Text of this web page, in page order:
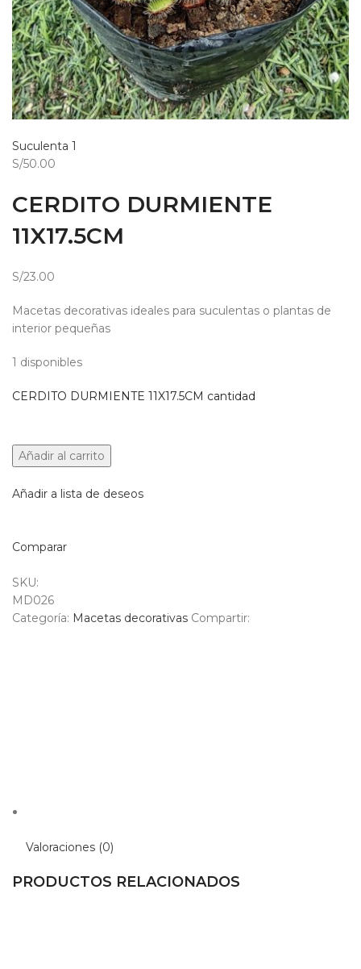
Suculenta 1
S/50.00
CERDITO DURMIENTE
11X17.5CM
S/23.00
Macetas decorativas ideales para suculentas o plantas de
interior pequeñas
1 disponibles
CERDITO DURMIENTE 11X17.5CM cantidad
Añadir al carrito
Añadir a lista de deseos
Comparar
SKU:
MD026
Categoría: Macetas decorativas Compartir:
Valoraciones (0)
PRODUCTOS RELACIONADOS